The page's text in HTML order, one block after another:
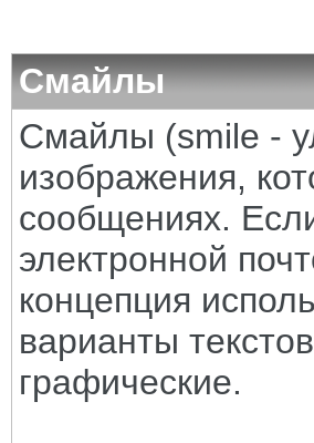
Смайлы
Смайлы (smile -
изображения,
сообщениях.
электронной
концепция
варианты
графические.